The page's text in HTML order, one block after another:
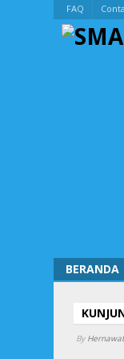
FAQ
BERANDA
By